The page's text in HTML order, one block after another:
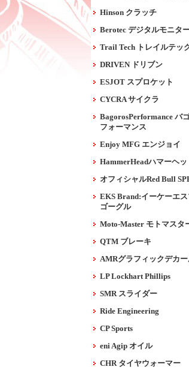
Hinson クラッチ
Berotec デジタルモニタ
Trail Tech トレイルテッ
DRIVEN ドリブン
ESJOT スプロケット
CYCRA サイクラ
BagorosPerformance バ
フォーマンス
Enjoy MFG エンジョイ
HammerHeadハマーヘッ
オフィシャルRed Bull
EKS Brand:イーケーエ
ゴーグル
Moto-Master モトマスタ
QTM ブレーキ
AMRグラフィックデカ
LP Lockhart Phillips
SMR スライダー
Ride Engineering
CP Sports
eni Agip オイル
CHR タイヤウォーマー